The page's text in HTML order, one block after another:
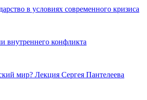
в условиях современного кризиса
внутреннего конфликта
мир? Лекция Сергея Пантелеева